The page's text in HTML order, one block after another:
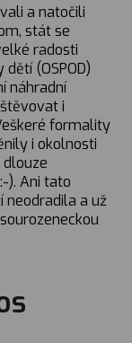
a natočili
stát se
radosti
(OSPOD)
náhradní
i
formality
i okolnosti
). Ani tato
neodradila a už